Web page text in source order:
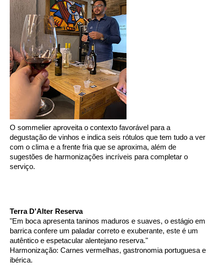
O sommelier aproveita o contexto favorável para a
degustação de vinhos e indica seis rótulos que tem tudo a ver
com o clima e a frente fria que se aproxima, além de
sugestões de harmonizações incríveis para completar o
serviço.
Terra D'Alter Reserva
"Em boca apresenta taninos maduros e suaves, o estágio em
barrica confere um paladar correto e exuberante, este é um
autêntico e espetacular alentejano reserva."
Harmonização: Carnes vermelhas, gastronomia portuguesa e
ibérica.